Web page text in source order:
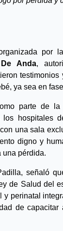
por
Anda,
ya sea en
parte de
una sala
digno y
una pérdida.
señaló
de Salud del
y perinatal
de